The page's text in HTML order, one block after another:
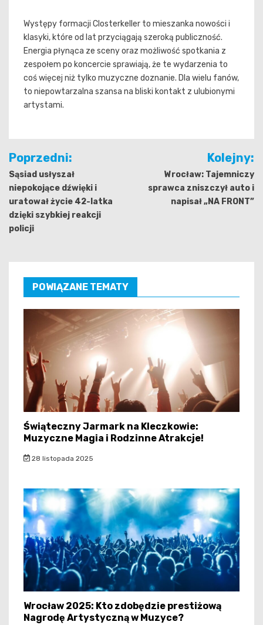
Występy formacji Closterkeller to mieszanka nowości i
klasyki, które od lat przyciągają szeroką publiczność.
Energia płynąca ze sceny oraz możliwość spotkania z
zespołem po koncercie sprawiają, że te wydarzenia to
coś więcej niż tylko muzyczne doznanie. Dla wielu fanów,
to niepowtarzalna szansa na bliski kontakt z ulubionymi
artystami.
Nawigacja
wpisu
Poprzedni:
Sąsiad usłyszał
niepokojące dźwięki i
uratował życie 42-latka
dzięki szybkiej reakcji
policji
Kolejny:
Wrocław: Tajemniczy
sprawca zniszczył auto i
napisał „NA FRONT”
POWIĄZANE TEMATY
Świąteczny Jarmark na Kleczkowie:
Muzyczne Magia i Rodzinne Atrakcje!
28 listopada 2025
Wrocław 2025: Kto zdobędzie prestiżową
Nagrodę Artystyczną w Muzyce?